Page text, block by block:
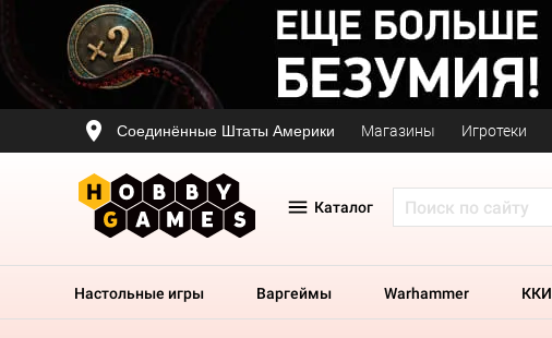
Соединённые Штаты Америки Магазины Игротеки
Каталог
Настольные игры Варгеймы Warhammer ККИ